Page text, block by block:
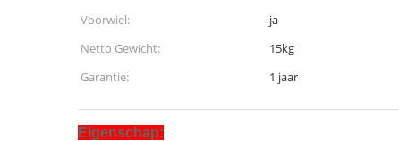
Voorwiel: ja
Netto Gewicht:
15kg
Garantie:
1 jaar
Eigenschap: